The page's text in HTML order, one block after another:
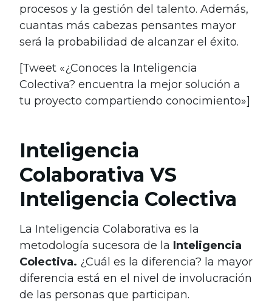
procesos y la gestión del talento. Además,
cuantas más cabezas pensantes mayor
será la probabilidad de alcanzar el éxito.
[Tweet «¿Conoces la Inteligencia
Colectiva? encuentra la mejor solución a
tu proyecto compartiendo conocimiento»]
Inteligencia
Colaborativa VS
Inteligencia Colectiva
La Inteligencia Colaborativa es la
metodología sucesora de la Inteligencia
Colectiva. ¿Cuál es la diferencia? la mayor
diferencia está en el nivel de involucración
de las personas que participan.